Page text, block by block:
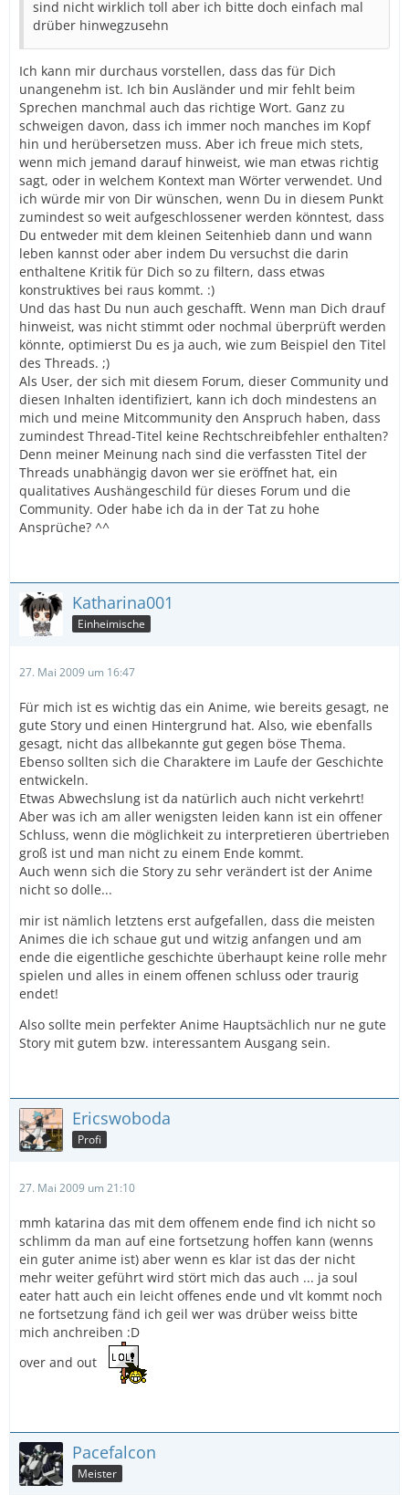
sind nicht wirklich toll aber ich bitte doch einfach mal
drüber hinwegzusehn
Ich kann mir durchaus vorstellen, dass das für Dich
unangenehm ist. Ich bin Ausländer und mir fehlt beim
Sprechen manchmal auch das richtige Wort. Ganz zu
schweigen davon, dass ich immer noch manches im Kopf
hin und herübersetzen muss. Aber ich freue mich stets,
wenn mich jemand darauf hinweist, wie man etwas richtig
sagt, oder in welchem Kontext man Wörter verwendet. Und
ich würde mir von Dir wünschen, wenn Du in diesem Punkt
zumindest so weit aufgeschlossener werden könntest, dass
Du entweder mit dem kleinen Seitenhieb dann und wann
leben kannst oder aber indem Du versuchst die darin
enthaltene Kritik für Dich so zu filtern, dass etwas
konstruktives bei raus kommt. :)
Und das hast Du nun auch geschafft. Wenn man Dich drauf
hinweist, was nicht stimmt oder nochmal überprüft werden
könnte, optimierst Du es ja auch, wie zum Beispiel den Titel
des Threads. ;)
Als User, der sich mit diesem Forum, dieser Community und
diesen Inhalten identifiziert, kann ich doch mindestens an
mich und meine Mitcommunity den Anspruch haben, dass
zumindest Thread-Titel keine Rechtschreibfehler enthalten?
Denn meiner Meinung nach sind die verfassten Titel der
Threads unabhängig davon wer sie eröffnet hat, ein
qualitatives Aushängeschild für dieses Forum und die
Community. Oder habe ich da in der Tat zu hohe
Ansprüche? ^^
Katharina001
Einheimische
27. Mai 2009 um 16:47
Für mich ist es wichtig das ein Anime, wie bereits gesagt, ne
gute Story und einen Hintergrund hat. Also, wie ebenfalls
gesagt, nicht das allbekannte gut gegen böse Thema.
Ebenso sollten sich die Charaktere im Laufe der Geschichte
entwickeln.
Etwas Abwechslung ist da natürlich auch nicht verkehrt!
Aber was ich am aller wenigsten leiden kann ist ein offener
Schluss, wenn die möglichkeit zu interpretieren übertrieben
groß ist und man nicht zu einem Ende kommt.
Auch wenn sich die Story zu sehr verändert ist der Anime
nicht so dolle...
mir ist nämlich letztens erst aufgefallen, dass die meisten
Animes die ich schaue gut und witzig anfangen und am
ende die eigentliche geschichte überhaupt keine rolle mehr
spielen und alles in einem offenen schluss oder traurig
endet!
Also sollte mein perfekter Anime Hauptsächlich nur ne gute
Story mit gutem bzw. interessantem Ausgang sein.
Ericswoboda
Profi
27. Mai 2009 um 21:10
mmh katarina das mit dem offenem ende find ich nicht so
schlimm da man auf eine fortsetzung hoffen kann (wenns
ein guter anime ist) aber wenn es klar ist das der nicht
mehr weiter geführt wird stört mich das auch ... ja soul
eater hatt auch ein leicht offenes ende und vlt kommt noch
ne fortsetzung fänd ich geil wer was drüber weiss bitte
mich anchreiben :D
over and out
Pacefalcon
Meister